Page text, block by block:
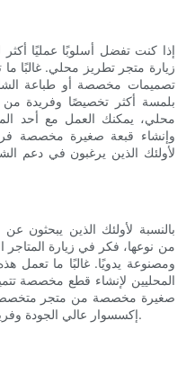
إذا كنت تفضل أسلوبًا عمليًا
زيارة متجر تطريز محلي. غالبًا ما
تصميمات مخصصة أو طباعة
بلمسة أكثر تخصيصًا وفريدة من
محلي، يمكنك العمل مع أحد
وإنشاء قبعة صغيرة مخصصة
لأولئك الذين يرغبون في دعم
بالنسبة لأولئك الذين يبحثون
من نوعها، فكر في زيارة
ومصنوعة يدويًا. غالبًا ما تعمل
المحليين لإنشاء قطع مخصصة
صغيرة مخصصة من متجر
إكسسوار عالي الجودة وفريد ​​من نوعه يعكس أسلوبك الشخصي.